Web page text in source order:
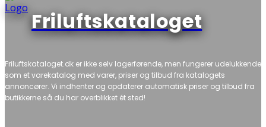
Friluftskataloget
Friluftskataloget.dk er ikke selv lagerførende, men fungerer udelukkende
som et varekatalog med varer, priser og tilbud fra katalogets
annoncører. Vi indhenter og opdaterer automatisk priser og tilbud fra
butikkerne så du har overblikket ét sted!